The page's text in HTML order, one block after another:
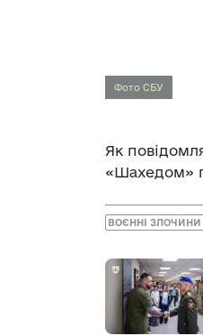
Фото СБУ
Як
«Шахедом»
ВОЄННІ